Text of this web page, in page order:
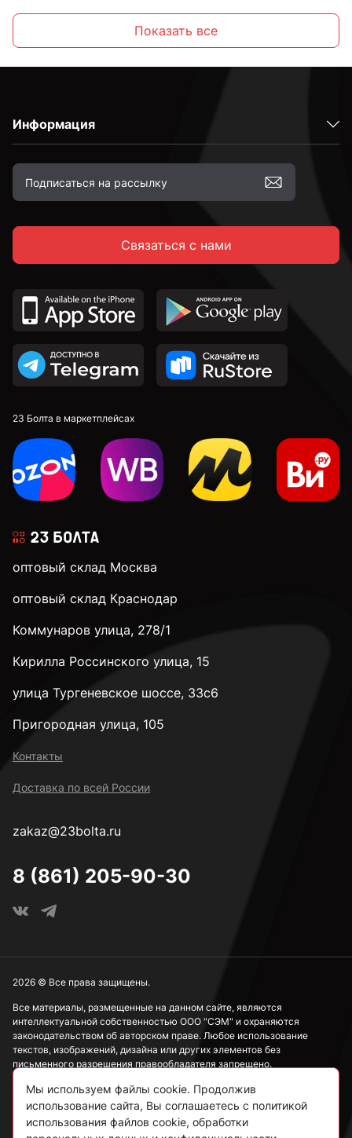
Высокопрочные
С полной резьбой
С неполной резьбой
DIN 912 с внутренним шестигранником и
цилиндрической головкой
DIN 7991 c потайной головкой и внутренним
шестигранником
DIN 913 установочные с внутренним шестигранником
к.п. 4,8
к.п. 10,9
к.п. 12,9
М3
М5
Показать все
Информация
Связаться с нами
23 Болта в маркетплейсах
оптовый склад Москва
оптовый склад Краснодар
Коммунаров улица, 278/1
Кирилла Россинского улица, 15
улица Тургеневское шоссе, 33с6
Пригородная улица, 105
Контакты
Доставка по всей России
zakaz@23bolta.ru
8 (861) 205-90-30
Все материалы, размещенные на данном сайте, являются
интеллектуальной собственностью ООО "СЭМ" и охраняются
законодательством об авторском праве. Любое использование
текстов, изображений, дизайна или других элементов без
письменного разрешения правообладателя запрещено.
Информация, представленная на сайте, носит исключительно
ознакомительный характер и не может рассматриваться как
публичная оферта в соответствии со ст. 437 ГК РФ.
2026 © Все права защищены.
Мы используем файлы cookie. Продолжив
использование сайта, Вы соглашаетесь с политикой
использования файлов cookie, обработки